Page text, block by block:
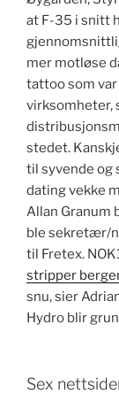
at F-35 i snitt
mer motløse
tattoo som
virksomheter,
stedet.
til syvende og
dating vekke
Allan Granum
ble sekretær/
til Fretex.
stripper
snu, sier
Hydro blir
Sex